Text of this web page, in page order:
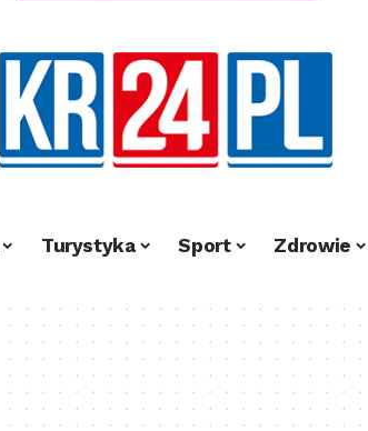
Turystyka Sport Zdrowie